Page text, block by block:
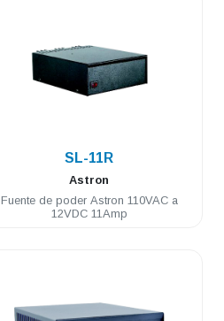
SL-11R
Astron
Fuente de poder Astron 110VAC a
12VDC 11Amp